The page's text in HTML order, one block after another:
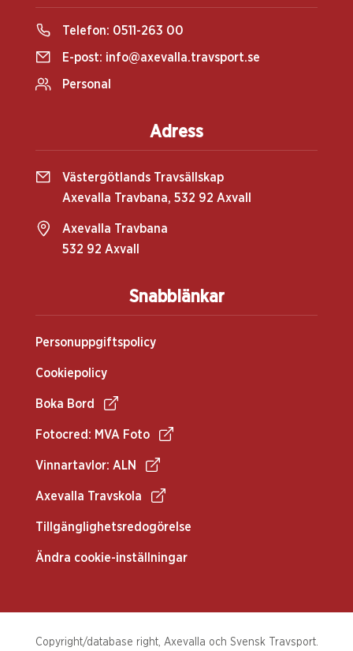
Snabblänkar
Personuppgiftspolicy
Cookiepolicy
Boka Bord
Fotocred: MVA Foto
Vinnartavlor: ALN
Axevalla Travskola
Tillgänglighetsredogörelse
Ändra cookie-inställningar
Telefon: 0511-263 00
E-post: info@axevalla.travsport.se
Personal
Adress
Västergötlands Travsällskap
Axevalla Travbana, 532 92 Axvall
Axevalla Travbana
532 92 Axvall
Copyright/database right, Axevalla och Svensk Travsport.